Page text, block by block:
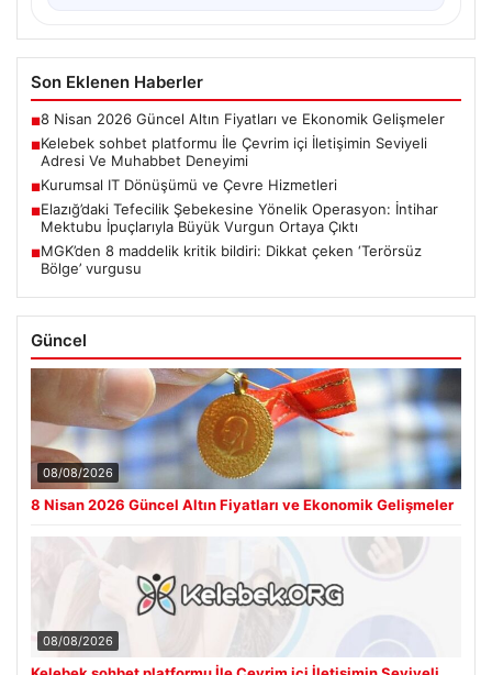
Son Eklenen Haberler
■8 Nisan 2026 Güncel Altın Fiyatları ve Ekonomik Gelişmeler
■Kelebek sohbet platformu İle Çevrim içi İletişimin Seviyeli
Adresi Ve Muhabbet Deneyimi
■Kurumsal IT Dönüşümü ve Çevre Hizmetleri
■Elazığ’daki Tefecilik Şebekesine Yönelik Operasyon: İntihar
Mektubu İpuçlarıyla Büyük Vurgun Ortaya Çıktı
■MGK’den 8 maddelik kritik bildiri: Dikkat çeken ‘Terörsüz
Bölge’ vurgusu
Güncel
08/08/2026
8 Nisan 2026 Güncel Altın Fiyatları ve Ekonomik Gelişmeler
08/08/2026